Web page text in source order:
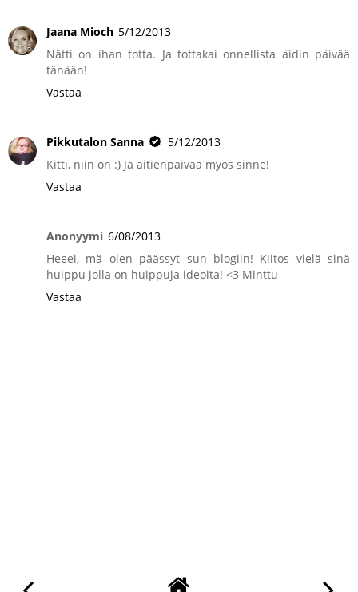
Jaana Mioch 5/12/2013
Nätti on ihan totta. Ja tottakai onnellista äidin päivää
tänään!
Vastaa
Pikkutalon Sanna
5/12/2013
Kitti, niin on :) Ja äitienpäivää myös sinne!
Vastaa
Anonyymi 6/08/2013
Heeei, mä olen päässyt sun blogiin! Kiitos vielä sinä
huippu jolla on huippuja ideoita! <3 Minttu
Vastaa